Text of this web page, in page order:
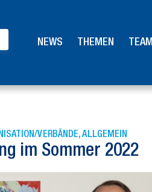
NEWS THEMEN TEAM
VERBÄNDE,ALLGEMEIN
im Sommer 2022